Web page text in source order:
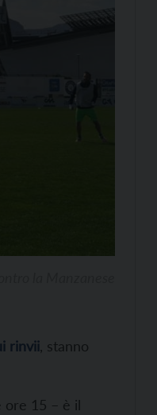
rinvii , stanno
ore 15 – è il